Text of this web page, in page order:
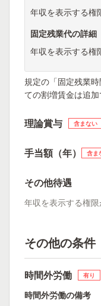
年収を表示する権
固定残業代の詳細
年収を表示する権
規定の「固定残業
ての割増賃金は追
理論賞与 含まない
手当額（年） 含ま
その他待遇
年収を表示する権
その他の条件
時間外労働 有り
時間外労働の備考